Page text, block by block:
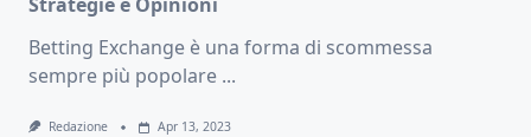
Strategie e Opinioni
Betting Exchange è una forma di scommessa
sempre più popolare ...
Redazione Apr 13, 2023